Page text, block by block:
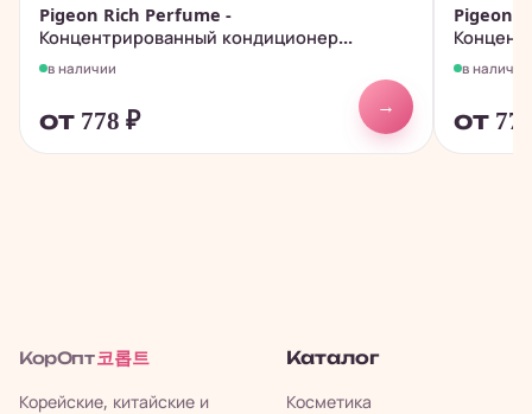
Pigeon Rich Perfume -
Концентрированный кондиционер...
в наличии
от 778 ₽
→
Pigeon
в наличии
от
КорОпт 코롭트
Корейские, китайские и
Каталог
Косметика